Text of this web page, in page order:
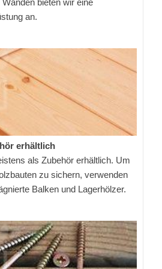
an.
erhältlich
als Zubehör erhältlich. Um
zu sichern, verwenden
Balken und Lagerhölzer.